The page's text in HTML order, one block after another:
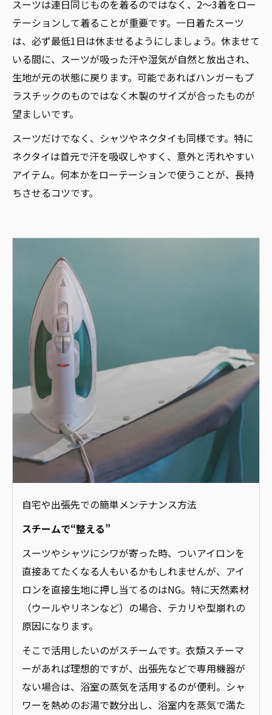
スーツは連日同じものを着るのではなく、2～3着をロー
テーションして着ることが重要です。一日着たスーツ
は、必ず最低1日は休ませるようにしましょう。休ませて
いる間に、スーツが吸った汗や湿気が自然と放出され、
生地が元の状態に戻ります。可能であればハンガーもプ
ラスチックのものではなく木製のサイズが合ったものが
望ましいです。
スーツだけでなく、シャツやネクタイも同様です。特に
ネクタイは首元で汗を吸収しやすく、意外と汚れやすい
アイテム。何本かをローテーションで使うことが、長持
ちさせるコツです。
自宅や出張先での簡単メンテナンス方法
スチームで“整える”
スーツやシャツにシワが寄った時、ついアイロンを
直接あてたくなる人もいるかもしれませんが、アイ
ロンを直接生地に押し当てるのはNG。特に天然素材
（ウールやリネンなど）の場合、テカリや型崩れの
原因になります。
そこで活用したいのがスチームです。衣類スチーマ
ーがあれば理想的ですが、出張先などで専用機器が
ない場合は、浴室の蒸気を活用するのが便利。シャ
ワーを熱めのお湯で数分出し、浴室内を蒸気で満た